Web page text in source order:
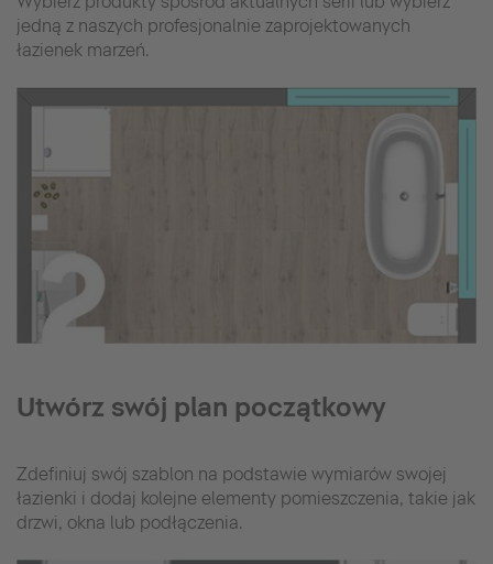
jedną z naszych profesjonalnie zaprojektowanych
łazienek marzeń.
Utwórz swój plan początkowy
Zdefiniuj swój szablon na podstawie wymiarów swojej
łazienki i dodaj kolejne elementy pomieszczenia, takie jak
drzwi, okna lub podłączenia.